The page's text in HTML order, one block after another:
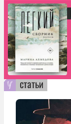
статьи